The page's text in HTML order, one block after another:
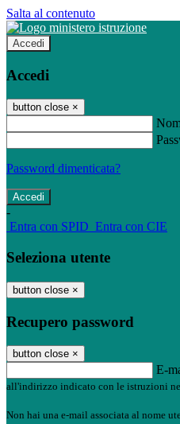
Salta al contenuto
Accedi
Accedi
button close ×
Password dimenticata?
-
Entra con SPID Entra con CIE
Seleziona utente
button close ×
Recupero password
button close ×
E-
all'indirizzo indicato con le istruzioni
Non hai una e-mail associata al nome